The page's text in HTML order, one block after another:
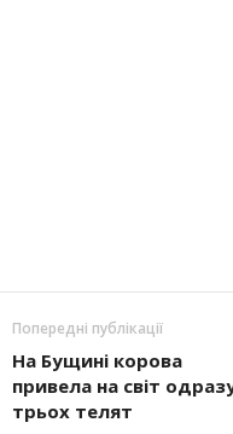
Попередні публікації
На Бущині корова
привела на світ
трьох телят